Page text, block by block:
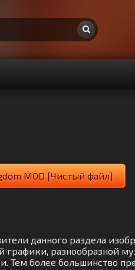
MOD [Чистый файл]
данного раздела
разнообразной
Тем более большинство